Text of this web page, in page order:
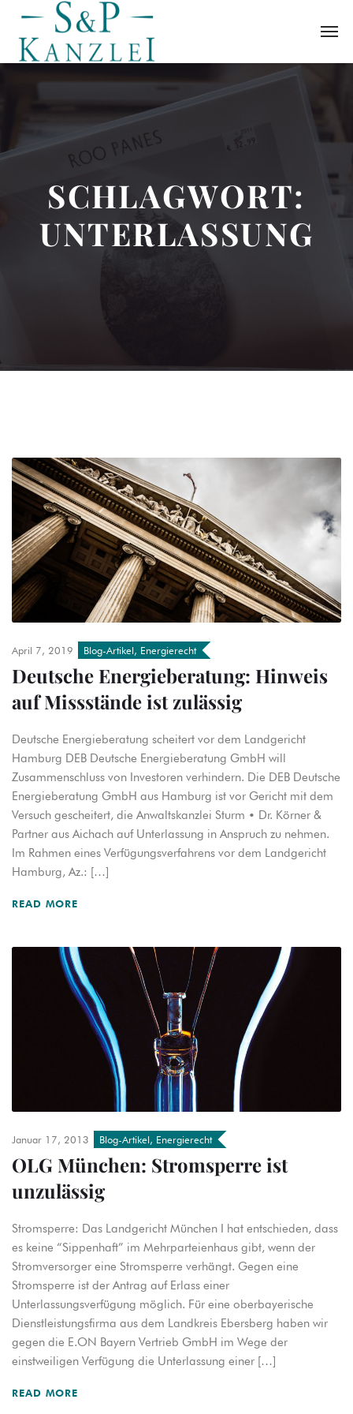
SCHLAGWORT:
UNTERLASSUNG
April 7, 2019 Blog-Artikel, Energierecht
Deutsche Energieberatung: Hinweis
auf Missstände ist zulässig
Deutsche Energieberatung scheitert vor dem Landgericht
Hamburg DEB Deutsche Energieberatung GmbH will
Zusammenschluss von Investoren verhindern. Die DEB Deutsche
Energieberatung GmbH aus Hamburg ist vor Gericht mit dem
Versuch gescheitert, die Anwaltskanzlei Sturm • Dr. Körner &
Partner aus Aichach auf Unterlassung in Anspruch zu nehmen.
Im Rahmen eines Verfügungsverfahrens vor dem Landgericht
Hamburg, Az.: […]
READ MORE
Januar 17, 2013 Blog-Artikel, Energierecht
OLG München: Stromsperre ist
unzulässig
Stromsperre: Das Landgericht München I hat entschieden, dass
es keine “Sippenhaft” im Mehrparteienhaus gibt, wenn der
Stromversorger eine Stromsperre verhängt. Gegen eine
Stromsperre ist der Antrag auf Erlass einer
Unterlassungsverfügung möglich. Für eine oberbayerische
Dienstleistungsfirma aus dem Landkreis Ebersberg haben wir
gegen die E.ON Bayern Vertrieb GmbH im Wege der
einstweiligen Verfügung die Unterlassung einer […]
READ MORE